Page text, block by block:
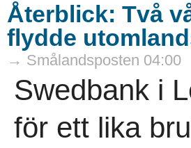
Återblick: Två
flydde
→ Smålandsposten 04:00
Swedbank i
för ett lika